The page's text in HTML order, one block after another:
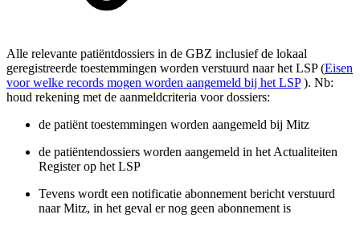
Alle relevante patiëntdossiers in de GBZ inclusief de lokaal
geregistreerde toestemmingen worden verstuurd naar het LSP (Eisen
voor welke records mogen worden aangemeld bij het LSP). Nb:
houd rekening met de aanmeldcriteria voor dossiers:
de patiënt toestemmingen worden aangemeld bij Mitz
de patiëntendossiers worden aangemeld in het Actualiteiten
Register op het LSP
Tevens wordt een notificatie abonnement bericht verstuurd
naar Mitz, in het geval er nog geen abonnement is